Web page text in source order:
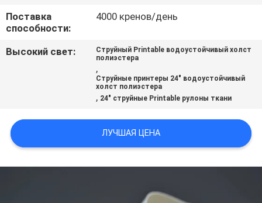
ЗАПРОСИТЕ
ЦИТАТУ
PRIVACY
POLICY
Поставка
способности:
4000 кренов/день
Высокий свет:
Струйный Printable водоустойчивый холст
полиэстера
,
Струйные принтеры 24" водоустойчивый
холст полиэстера
, 24" струйные Printable рулоны ткани
ЛУЧШАЯ ЦЕНА